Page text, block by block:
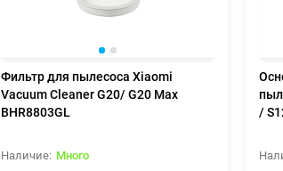
Фильтр для пылесоса Xiaomi
Vacuum Cleaner G20/ G20 Max
BHR8803GL
Много
/